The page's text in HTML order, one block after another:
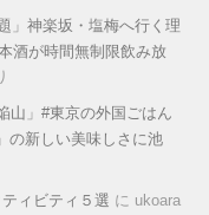
」神楽坂・塩梅へ行く理
酒が時間無制限飲み放
山」#東京の外国ごはん
の新しい美味しさに池
ィビティ５選 に ukoara